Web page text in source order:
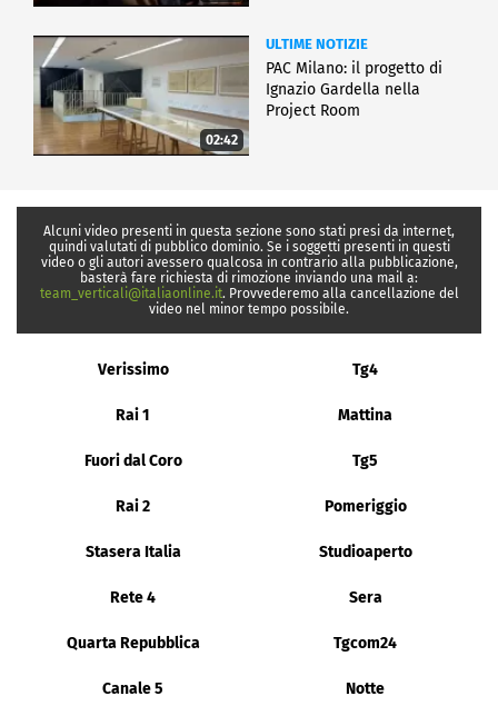
02:42
ULTIME NOTIZIE
PAC Milano: il progetto di
Ignazio Gardella nella
Project Room
Alcuni video presenti in questa sezione sono stati presi da internet,
quindi valutati di pubblico dominio. Se i soggetti presenti in questi
video o gli autori avessero qualcosa in contrario alla pubblicazione,
basterà fare richiesta di rimozione inviando una mail a:
team_verticali@italiaonline.it. Provvederemo alla cancellazione del
video nel minor tempo possibile.
Verissimo Tg4
Rai 1 Mattina
Fuori dal Coro Tg5
Rai 2 Pomeriggio
Stasera Italia Studioaperto
Rete 4 Sera
Quarta Repubblica Tgcom24
Canale 5 Notte